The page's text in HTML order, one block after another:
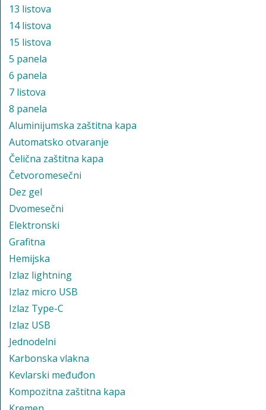
13 listova
14 listova
15 listova
5 panela
6 panela
7 listova
8 panela
Aluminijumska zaštitna kapa
Automatsko otvaranje
Čelična zaštitna kapa
Četvoromesečni
Dez gel
Dvomesečni
Elektronski
Grafitna
Hemijska
Izlaz lightning
Izlaz micro USB
Izlaz Type-C
Izlaz USB
Jednodelni
Karbonska vlakna
Kevlarski međuđon
Kompozitna zaštitna kapa